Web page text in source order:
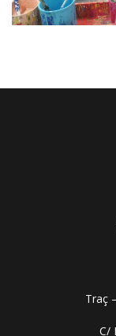
Traç
C/